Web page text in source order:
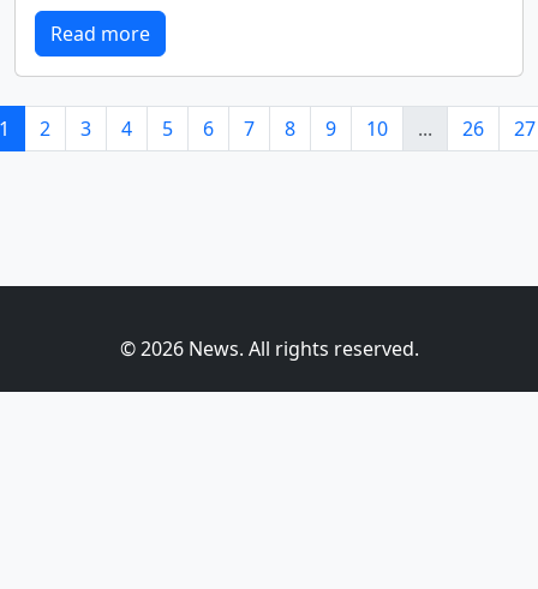
Read more
1 2 3 4 5 6 7 8 9 10 ... 26 27
© 2026 News. All rights reserved.